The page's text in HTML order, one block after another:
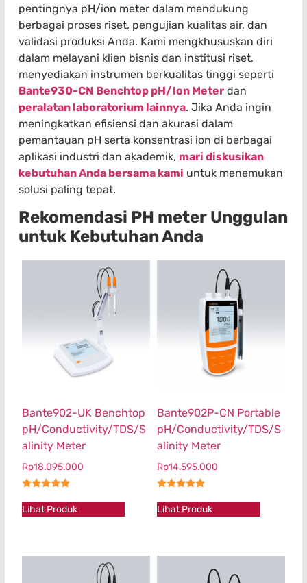
pentingnya pH/ion meter dalam mendukung
berbagai proses riset, pengujian kualitas air, dan
validasi produksi Anda. Kami mengkhususkan diri
dalam melayani klien bisnis dan institusi riset,
menyediakan instrumen berkualitas tinggi seperti
Bante930-CN Benchtop pH/Ion Meter dan
peralatan laboratorium lainnya. Jika Anda ingin
meningkatkan efisiensi dan akurasi dalam
pemantauan pH serta konsentrasi ion di berbagai
aplikasi industri dan akademik, mari diskusikan
kebutuhan Anda bersama kami untuk menemukan
solusi paling tepat.
Rekomendasi PH meter Unggulan
untuk Kebutuhan Anda
Bante902-UK Benchtop
pH/Conductivity/TDS/S
alinity Meter
Rp18.095.000
Lihat Produk
Bante902P-CN Portable
pH/Conductivity/TDS/S
alinity Meter
Rp14.595.000
Lihat Produk